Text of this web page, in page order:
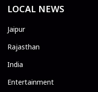
LOCAL NEWS
Jaipur
Rajasthan
India
Entertainment